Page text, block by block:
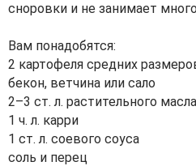
сноровки и не занимает
Вам понадобятся:
2 картофеля средних
бекон, ветчина или сало
2–3 ст. л. растительного масла
1 ч. л. карри
1 ст. л. соевого соуса
соль и перец